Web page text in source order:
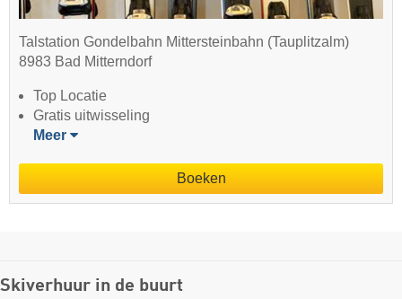
Talstation Gondelbahn Mittersteinbahn (Tauplitzalm)
8983 Bad Mitterndorf
Top Locatie
Gratis uitwisseling
Meer
Boeken
Skiverhuur in de buurt